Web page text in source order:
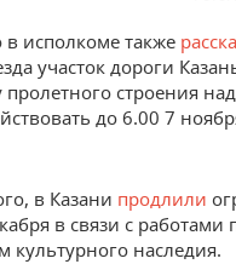
в исполкоме также
участок дороги
пролетного строения
до 6.00 7
в Казани продлили
в связи с работами
культурного наследия.